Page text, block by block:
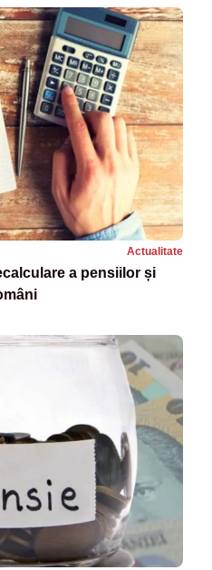
Actualitate
a pensiilor și